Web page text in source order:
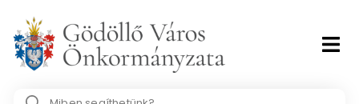
content
Search